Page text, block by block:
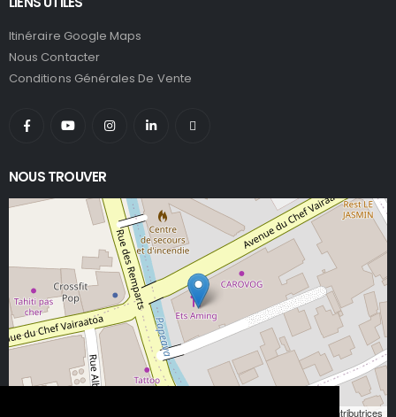
Itinéraire Google Maps
Nous Contacter
Conditions Générales De Vente
NOUS TROUVER
contributeurs/contributrices